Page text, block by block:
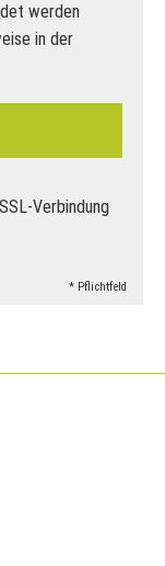
werden
in der
Verbindung
* Pflichtfeld